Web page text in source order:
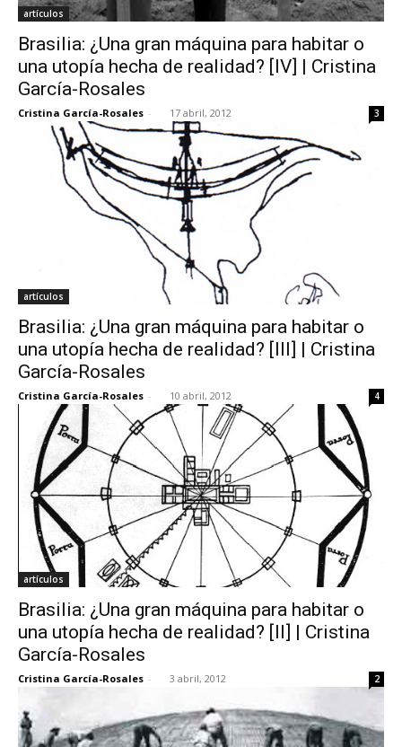
artículos
Brasilia: ¿Una gran máquina para habitar o
una utopía hecha de realidad? [IV] | Cristina
García-Rosales
Cristina García-Rosales - 17 abril, 2012 3
artículos
Brasilia: ¿Una gran máquina para habitar o
una utopía hecha de realidad? [III] | Cristina
García-Rosales
Cristina García-Rosales - 10 abril, 2012 4
artículos
Brasilia: ¿Una gran máquina para habitar o
una utopía hecha de realidad? [II] | Cristina
García-Rosales
Cristina García-Rosales - 3 abril, 2012 2